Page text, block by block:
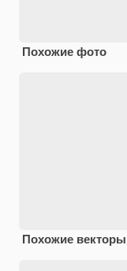
Похожие фото
Похожие векторы